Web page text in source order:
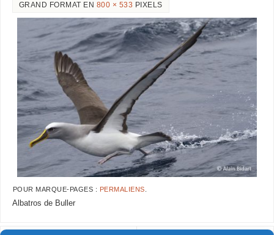
GRAND FORMAT EN 800 × 533 PIXELS
POUR MARQUE-PAGES : PERMALIENS
Albatros de Buller